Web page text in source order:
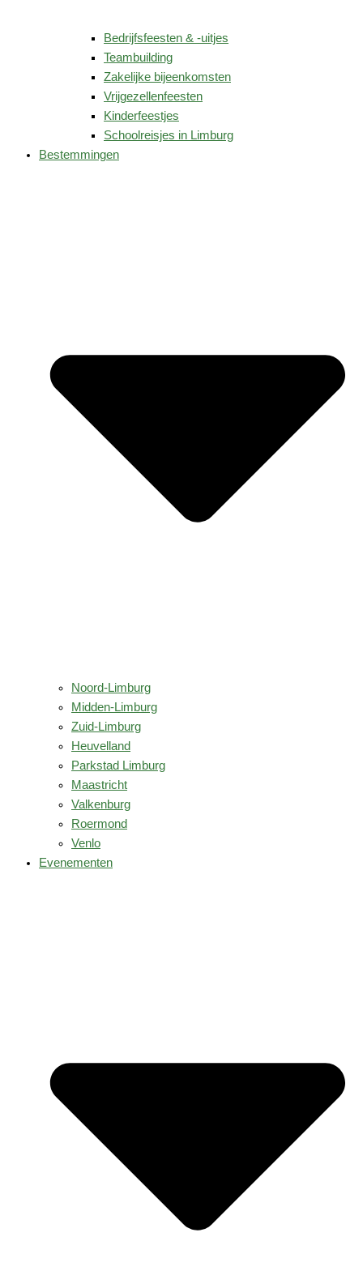
Bedrijfsfeesten & -uitjes
Teambuilding
Zakelijke bijeenkomsten
Vrijgezellenfeesten
Kinderfeestjes
Schoolreisjes in Limburg
Bestemmingen
Noord-Limburg
Midden-Limburg
Zuid-Limburg
Heuvelland
Parkstad Limburg
Maastricht
Valkenburg
Roermond
Venlo
Evenementen